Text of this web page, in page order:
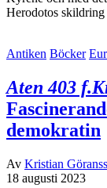
Herodotos
Antiken Böcker
Aten 403
demokratin
Av Kristian
18 augusti 2023